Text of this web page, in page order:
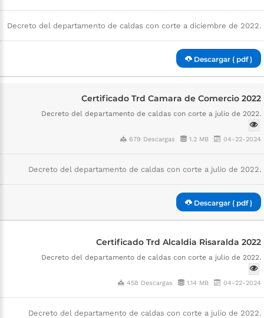
Decreto del departamento de caldas con corte a diciembre de 2022.
Descargar ( pdf )
Certificado Trd Camara de Comercio 2022
Decreto del departamento de caldas con corte a julio de 2022.
679 Descargas 1.2 MB 04-22-2024
Decreto del departamento de caldas con corte a julio de 2022.
Descargar ( pdf )
Certificado Trd Alcaldia Risaralda 2022
Decreto del departamento de caldas con corte a julio de 2022.
458 Descargas 1.14 MB 04-22-2024
Decreto del departamento de caldas con corte a julio de 2022.